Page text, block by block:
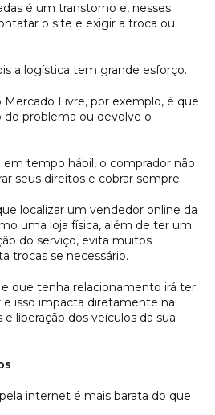
é um transtorno e, nesses
o site e exigir a troca ou
a logística tem grande esforço.
Livre, por exemplo, é que
do problema ou devolve o
em tempo hábil, o comprador não
seus direitos e cobrar sempre.
localizar um vendedor online da
uma loja física, além de ter um
do serviço, evita muitos
trocas se necessário.
que tenha relacionamento irá ter
isso impacta diretamente na
liberação dos veículos da sua
internet é mais barata do que